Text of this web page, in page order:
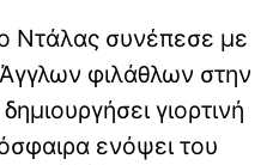
Ντάλας συνέπεσε με
φιλάθλων στην
γιορτινή
ενόψει του